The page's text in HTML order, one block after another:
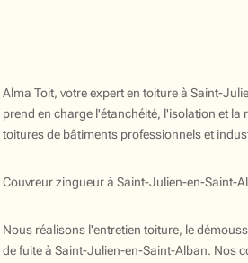
Alma Toit, votre expert en toiture à Saint-
prend en charge l'étanchéité, l'isolation et la
toitures de bâtiments professionnels et
Couvreur zingueur à Saint-Julien-en-Saint-
Nous réalisons l'entretien toiture, le
de fuite à Saint-Julien-en-Saint-Alban. Nos